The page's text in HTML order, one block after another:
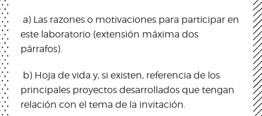
a) Las razones o motivaciones para participar en
este laboratorio (extensión máxima dos
párrafos).
b) Hoja de vida y, si existen, referencia de los
principales proyectos desarrollados que tengan
relación con el tema de la invitación.